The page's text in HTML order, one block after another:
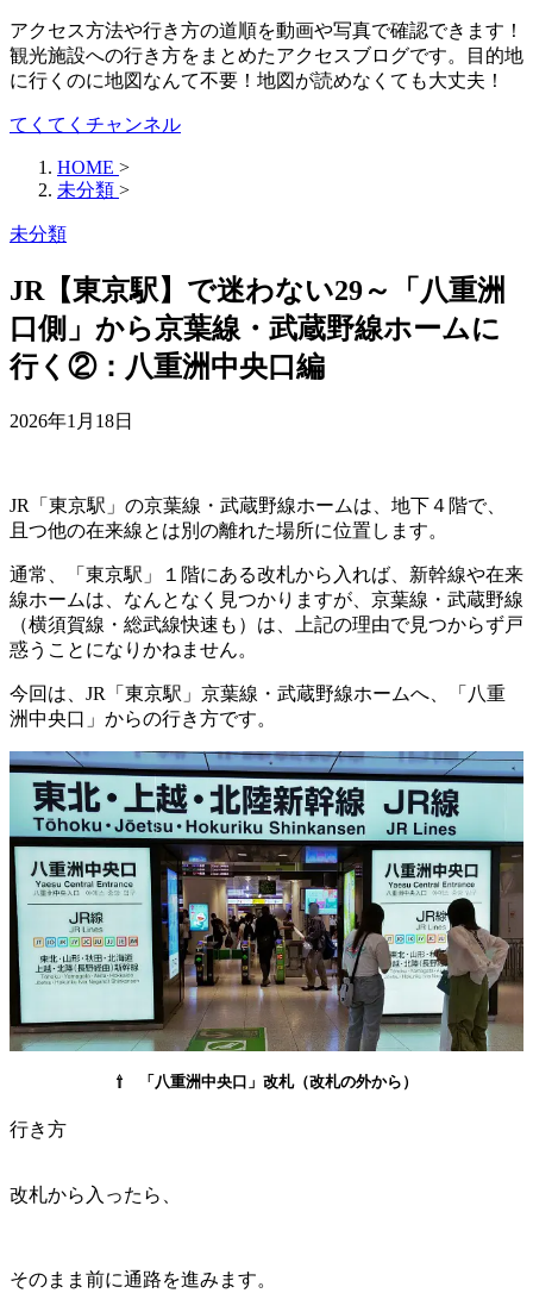
アクセス方法や行き方の道順を動画や写真で確認できます！
観光施設への行き方をまとめたアクセスブログです。目的地
に行くのに地図なんて不要！地図が読めなくても大丈夫！
てくてくチャンネル
HOME >
未分類 >
未分類
JR【東京駅】で迷わない29～「八重洲
口側」から京葉線・武蔵野線ホームに
行く②：八重洲中央口編
2026年1月18日
JR「東京駅」の京葉線・武蔵野線ホームは、地下４階で、
且つ他の在来線とは別の離れた場所に位置します。
通常、「東京駅」１階にある改札から入れば、新幹線や在来
線ホームは、なんとなく見つかりますが、京葉線・武蔵野線
（横須賀線・総武線快速も）は、上記の理由で見つからず戸
惑うことになりかねません。
今回は、JR「東京駅」京葉線・武蔵野線ホームへ、「八重
洲中央口」からの行き方です。
⇧ 「八重洲中央口」改札（改札の外から）
行き方
改札から入ったら、
そのまま前に通路を進みます。